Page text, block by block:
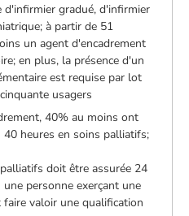
gradué, d'infirmier
à partir de 51
un agent d'encadrement
en plus, la présence d'un
est requise par lot
usagers
40% au moins ont
40 heures en soins palliatifs;
doit être assurée 24
personne exerçant une
valoir une qualification